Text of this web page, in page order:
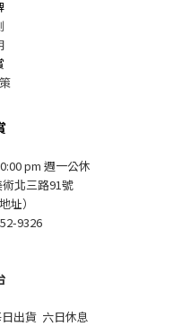
pm 週一公休
北三路91號
址）
9326
出貨 六日休息